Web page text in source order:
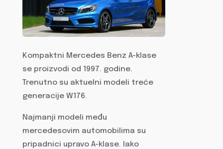
Kompaktni Mercedes Benz A-klase
se proizvodi od 1997. godine.
Trenutno su aktuelni modeli treće
generacije W176.
Najmanji modeli među
mercedesovim automobilima su
pripadnici upravo A-klase. Iako